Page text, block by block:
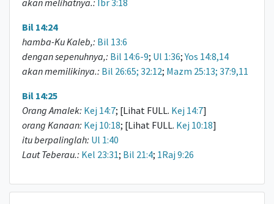
akan melihatnya.: Ibr 3:18
Bil 14:24
hamba-Ku Kaleb,: Bil 13:6
dengan sepenuhnya,: Bil 14:6-9; Ul 1:36;Yos 14:8,14
akan memilikinya.: Bil 26:65; 32:12; Mazm 25:13; 37:9,11
Bil 14:25
Orang Amalek: Kej 14:7; [Lihat FULL. Kej 14:7]
orang Kanaan: Kej 10:18; [Lihat FULL. Kej 10:18]
itu berpalinglah: Ul 1:40
Laut Teberau.: Kel 23:31; Bil 21:4; 1Raj 9:26